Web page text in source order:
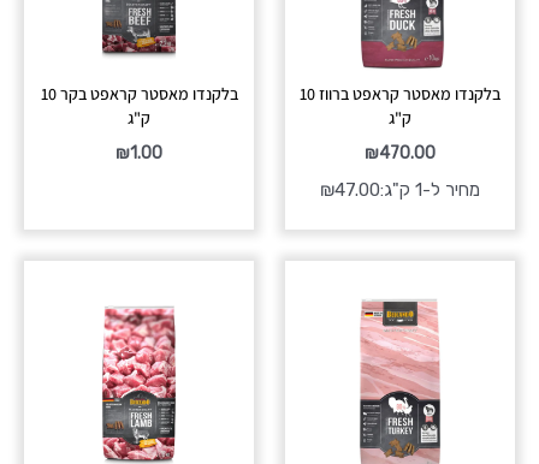
בלקנדו מאסטר קראפט ברווז 10
ק"ג
₪470.00
מחיר ל-1 ק"ג: ₪47.00
בלקנדו מאסטר קראפט בקר 10
ק"ג
₪1.00